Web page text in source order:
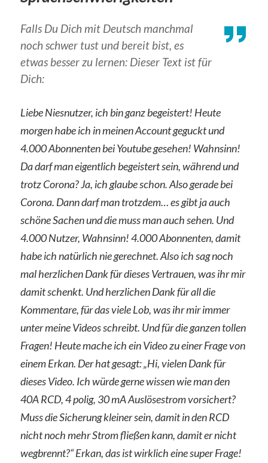
Falls Du Dich mit Deutsch manchmal
noch schwer tust und bereit bist, es
etwas besser zu lernen: Dieser Text ist für
Dich:
Liebe Niesnutzer, ich bin ganz begeistert! Heute
morgen habe ich in meinen Account geguckt und
4.000 Abonnenten bei Youtube gesehen! Wahnsinn!
Da darf man eigentlich begeistert sein, während und
trotz Corona? Ja, ich glaube schon. Also gerade bei
Corona. Dann darf man trotzdem… es gibt ja auch
schöne Sachen und die muss man auch sehen. Und
4.000 Nutzer, Wahnsinn! 4.000 Abonnenten, damit
habe ich natürlich nie gerechnet. Also ich sag noch
mal herzlichen Dank für dieses Vertrauen, was ihr mir
damit schenkt. Und herzlichen Dank für all die
Kommentare, für das viele Lob, was ihr mir immer
unter meine Videos schreibt. Und für die ganzen tollen
Fragen! Heute mache ich ein Video zu einer Frage von
einem Erkan. Der hat gesagt: „Hi, vielen Dank für
dieses Video. Ich würde gerne wissen wie man den
40A RCD, 4 polig, 30 mA Auslösestrom vorsichert?
Muss die Sicherung kleiner sein, damit in den RCD
nicht noch mehr Strom fließen kann, damit er nicht
wegbrennt?“ Erkan, das ist wirklich eine super Frage!